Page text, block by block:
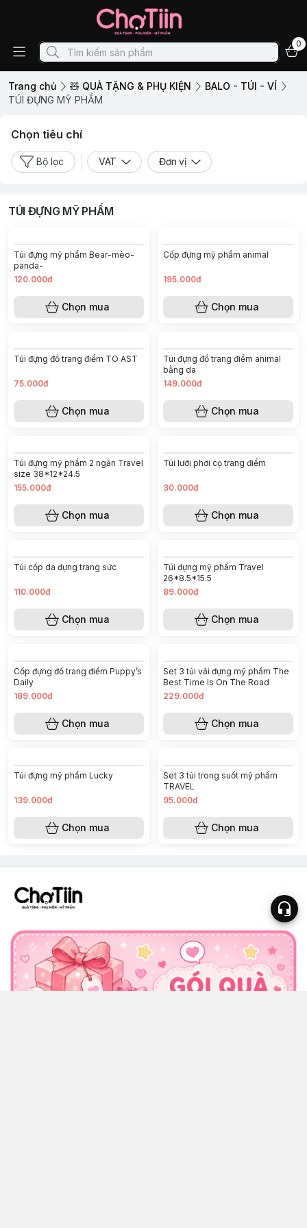
0
Trang chủ 🧸 QUÀ TẶNG & PHỤ KIỆN
BALO - TÚI - VÍ
TÚI ĐỰNG MỸ PHẨM
Chọn tiêu chí
Bộ lọc VAT Đơn vị
TÚI ĐỰNG MỸ PHẨM
Túi đựng mỹ phẩm Bear-mèo-
panda-
120.000đ
Chọn mua
Cốp đựng mỹ phẩm animal
195.000đ
Chọn mua
Túi đựng đồ trang điểm TO AST
75.000đ
Chọn mua
Túi đựng đồ trang điểm animal
bằng da
149.000đ
Chọn mua
Túi đựng mỹ phẩm 2 ngăn Travel
size 38*12*24.5
155.000đ
Chọn mua
Túi lưới phơi cọ trang điểm
30.000đ
Chọn mua
Túi cốp da đựng trang sức
110.000đ
Chọn mua
Túi đựng mỹ phẩm Travel
26*8.5*15.5
89.000đ
Chọn mua
Cốp đựng đồ trang điểm Puppy’s
Daily
189.000đ
Chọn mua
Set 3 túi vải đựng mỹ phẩm The
Best Time Is On The Road
229.000đ
Chọn mua
Túi đựng mỹ phẩm Lucky
139.000đ
Chọn mua
Set 3 túi trong suốt mỹ phẩm
TRAVEL
95.000đ
Chọn mua